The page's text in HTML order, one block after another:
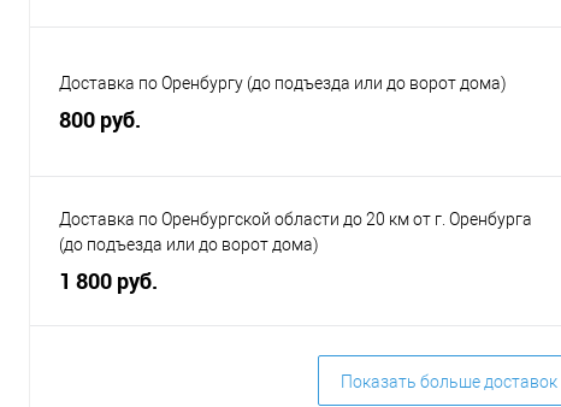
Доставка по Оренбургу (до подъезда или до ворот дома)
800 руб.
Доставка по Оренбургской области до 20 км от г. Оренбурга
(до подъезда или до ворот дома)
1 800 руб.
Показать больше доставок